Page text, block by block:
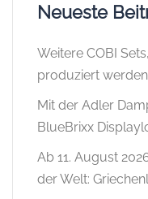
Neueste
Weitere COBI
produziert
Mit der Adler
BlueBrixx
Ab 11. August
der Welt: